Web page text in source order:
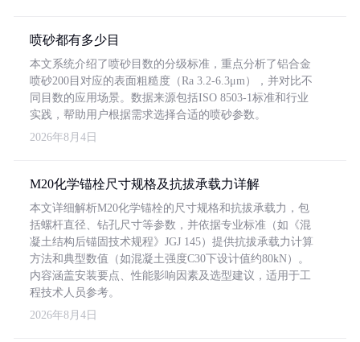
喷砂都有多少目
本文系统介绍了喷砂目数的分级标准，重点分析了铝合金
喷砂200目对应的表面粗糙度（Ra 3.2-6.3μm），并对比不
同目数的应用场景。数据来源包括ISO 8503-1标准和行业
实践，帮助用户根据需求选择合适的喷砂参数。
2026年8月4日
M20化学锚栓尺寸规格及抗拔承载力详解
本文详细解析M20化学锚栓的尺寸规格和抗拔承载力，包
括螺杆直径、钻孔尺寸等参数，并依据专业标准（如《混
凝土结构后锚固技术规程》JGJ 145）提供抗拔承载力计算
方法和典型数值（如混凝土强度C30下设计值约80kN）。
内容涵盖安装要点、性能影响因素及选型建议，适用于工
程技术人员参考。
2026年8月4日